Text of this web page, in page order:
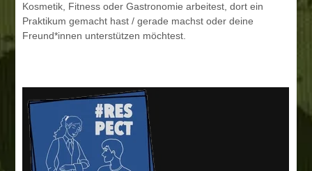
Kosmetik, Fitness oder Gastronomie arbeitest, dort ein
Praktikum gemacht hast / gerade machst oder deine
Freund*innen unterstützen möchtest.